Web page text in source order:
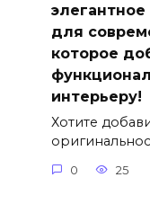
для
которое
интерьеру!
Хотите
0 25